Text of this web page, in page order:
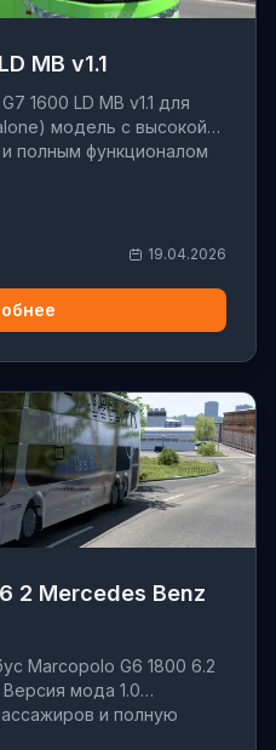
MB v1.1
1600 LD MB v1.1 для
модель с высокой
полным функционалом
19.04.2026
2 Mercedes Benz
Marcopolo G6 1800 6.2
мода 1.0
и полную